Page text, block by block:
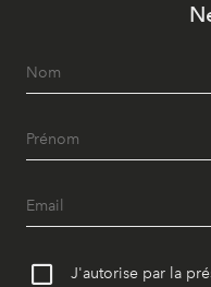
J'autorise par la